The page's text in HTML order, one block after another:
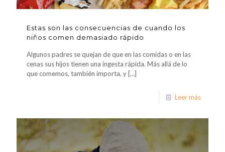
Estas son las consecuencias de cuando los
niños comen demasiado rápido
Algunos padres se quejan de que en las comidas o en las
cenas sus hijos tienen una ingesta rápida. Más allá de lo
que comemos, también importa, y […]
Leer más